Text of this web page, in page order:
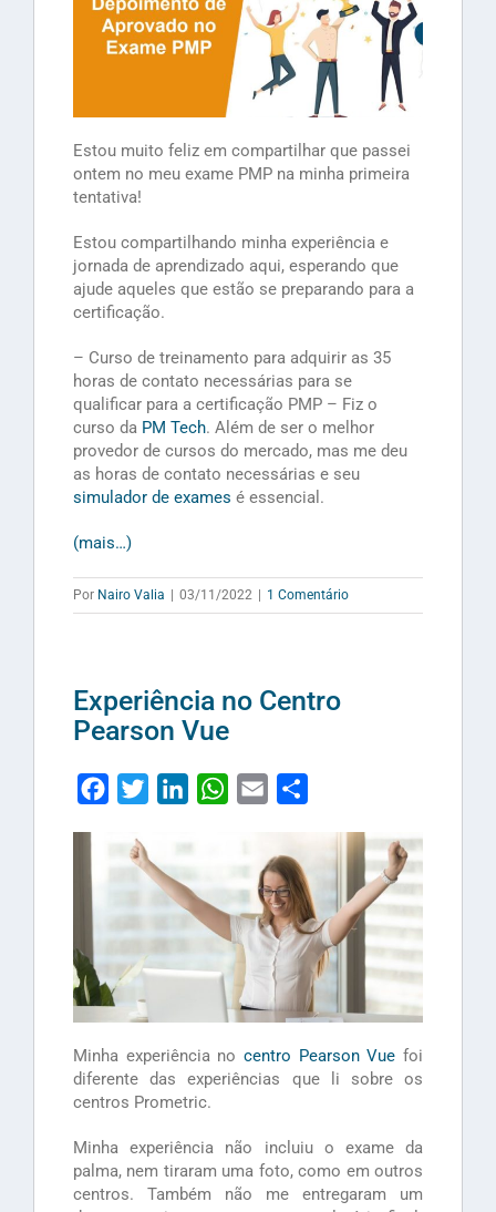
Estou muito feliz em compartilhar que passei
ontem no meu exame PMP na minha primeira
tentativa!
Estou compartilhando minha experiência e
jornada de aprendizado aqui, esperando que
ajude aqueles que estão se preparando para a
certificação.
– Curso de treinamento para adquirir as 35
horas de contato necessárias para se
qualificar para a certificação PMP – Fiz o
curso da PM Tech. Além de ser o melhor
provedor de cursos do mercado, mas me deu
as horas de contato necessárias e seu
simulador de exames é essencial.
(mais…)
Por Nairo Valia | 03/11/2022 | 1 Comentário
Experiência no Centro
Pearson Vue
FacebookTwitterLinkedInWhatsApp
Email
Minha experiência no centro Pearson Vue foi
diferente das experiências que li sobre os
centros Prometric.
Minha experiência não incluiu o exame da
palma, nem tiraram uma foto, como em outros
centros. Também não me entregaram um